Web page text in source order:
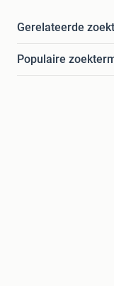
Gerelateerde
Populaire